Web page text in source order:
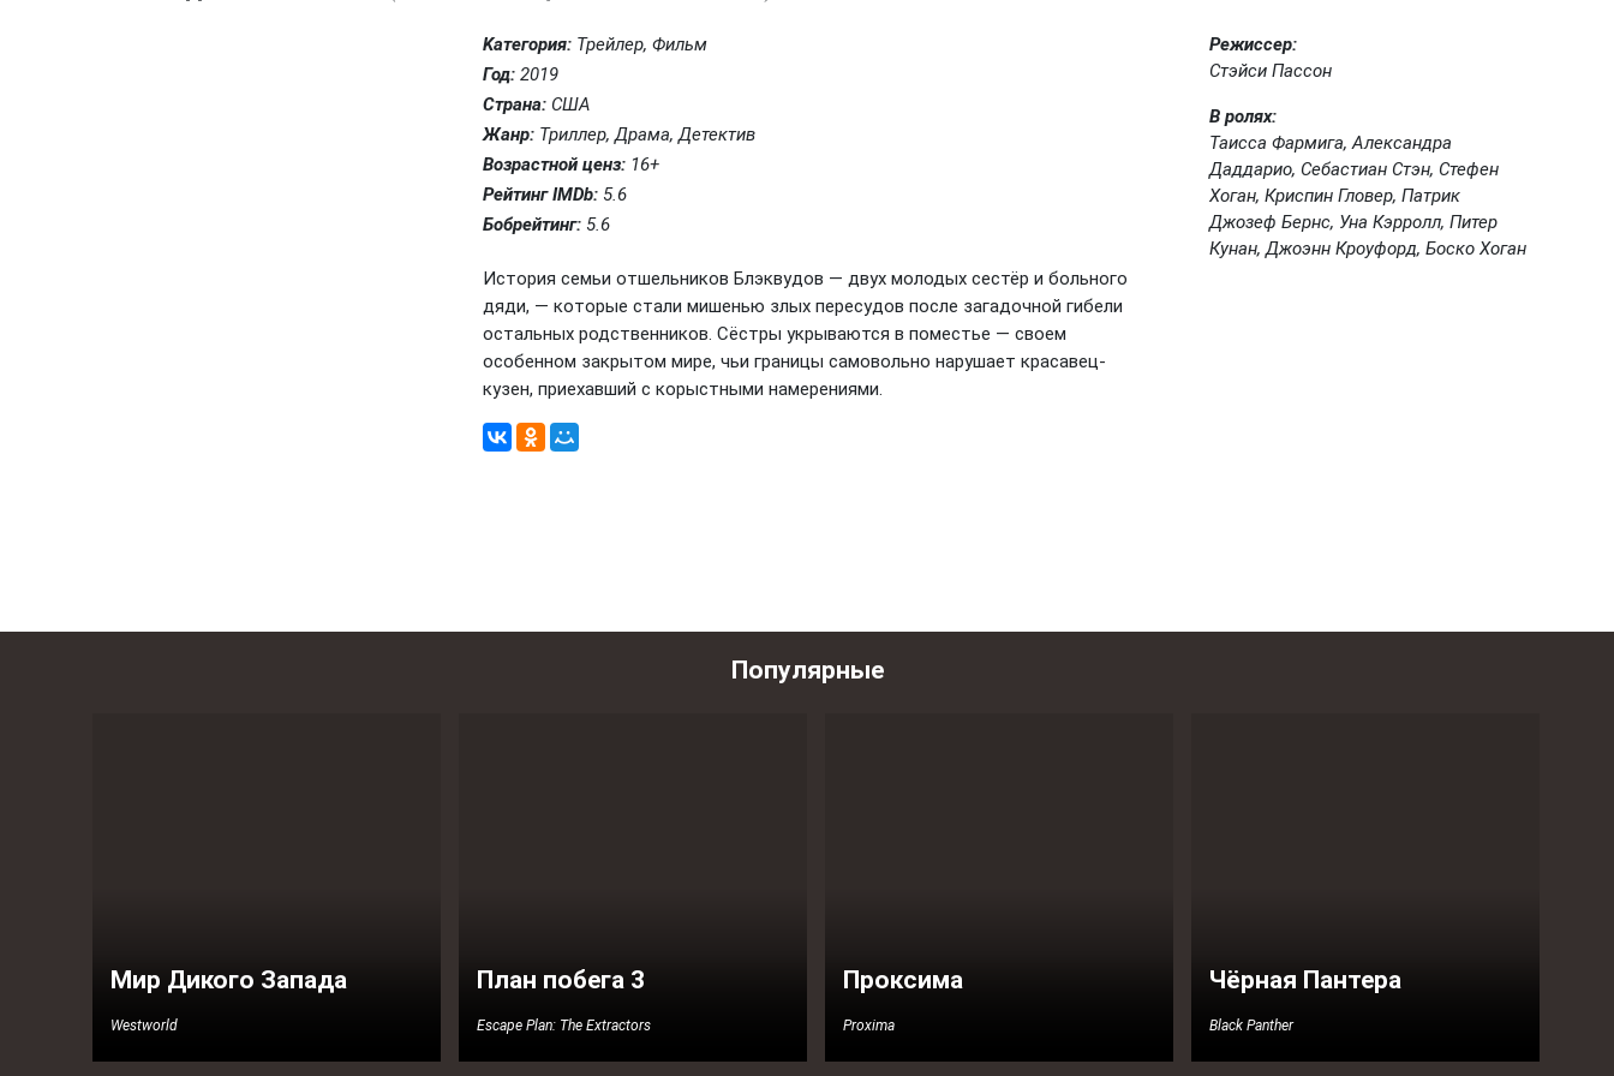
Kатегория: Трейлер, Фильм
Год: 2019
Страна: США
Жанр: Триллер, Драма, Детектив
Возрастной ценз: 16+
Рейтинг IMDb: 5.6
Бобрейтинг: 5.6
История семьи отшельников Блэквудов — двух молодых сестёр и больного
дяди, — которые стали мишенью злых пересудов после загадочной гибели
остальных родственников. Сёстры укрываются в поместье — своем
особенном закрытом мире, чьи границы самовольно нарушает красавец-
кузен, приехавший с корыстными намерениями.
Режиссер:
Стэйси Пассон
В ролях:
Таисса Фармига, Александра
Даддарио, Себастиан Стэн, Стефен
Хоган, Криспин Гловер, Патрик
Джозеф Бернс, Уна Кэрролл, Питер
Кунан, Джоэнн Кроуфорд, Боско Хоган
Популярные
Мир Дикого Запада
Westworld
План побега 3
Escape Plan: The Extractors
Проксима
Proxima
Чёрная Пантера
Black Panther